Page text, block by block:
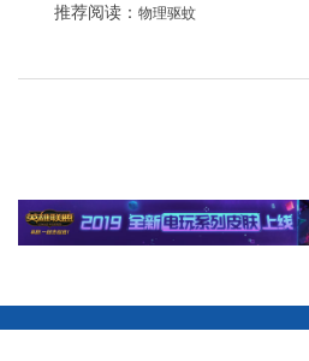
推荐阅读： 物理驱蚊